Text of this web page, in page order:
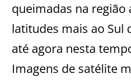
queimadas na região
latitudes mais ao Sul
até agora nesta
Imagens de satélite